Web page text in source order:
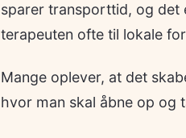
sparer transporttid, og det
terapeuten ofte til lokale
Mange oplever, at det
hvor man skal åbne op og